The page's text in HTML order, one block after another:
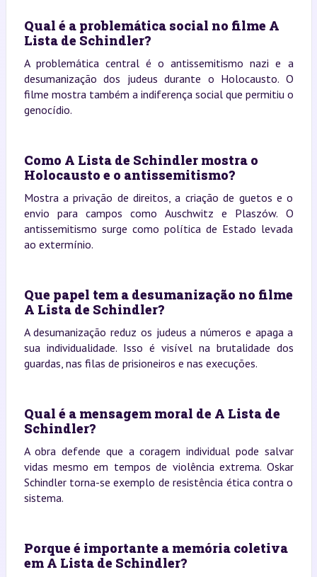
Qual é a problemática social no filme A
Lista de Schindler?
A problemática central é o antissemitismo nazi e a
desumanização dos judeus durante o Holocausto. O
filme mostra também a indiferença social que permitiu o
genocídio.
Como A Lista de Schindler mostra o
Holocausto e o antissemitismo?
Mostra a privação de direitos, a criação de guetos e o
envio para campos como Auschwitz e Plaszów. O
antissemitismo surge como política de Estado levada
ao extermínio.
Que papel tem a desumanização no filme
A Lista de Schindler?
A desumanização reduz os judeus a números e apaga a
sua individualidade. Isso é visível na brutalidade dos
guardas, nas filas de prisioneiros e nas execuções.
Qual é a mensagem moral de A Lista de
Schindler?
A obra defende que a coragem individual pode salvar
vidas mesmo em tempos de violência extrema. Oskar
Schindler torna-se exemplo de resistência ética contra o
sistema.
Porque é importante a memória coletiva
em A Lista de Schindler?